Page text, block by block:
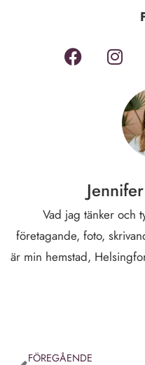
Vad jag tänker och
företagande, foto,
är min hemstad,
FÖREGÅENDE